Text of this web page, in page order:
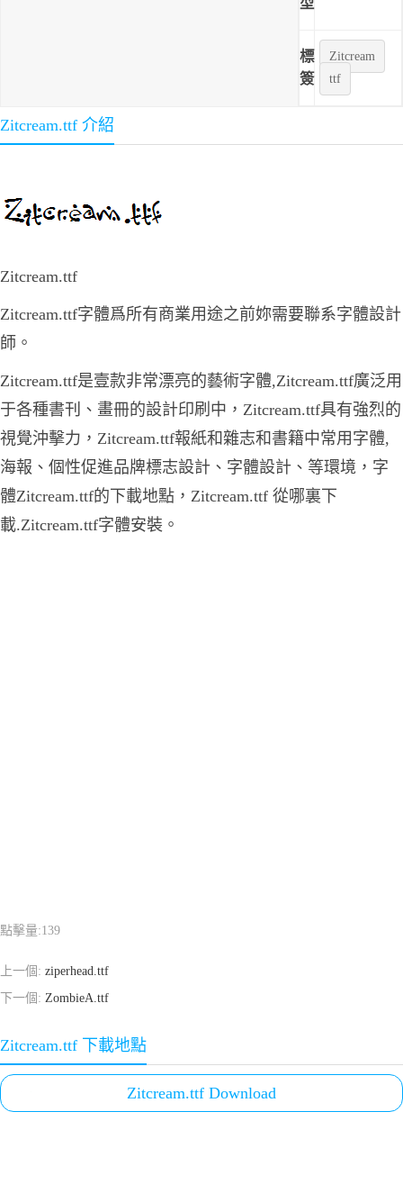
型
標
簽
Zitcream
ttf
Zitcream.ttf 介紹
Zitcream.ttf
Zitcream.ttf字體爲所有商業用途之前妳需要聯系字體設計
師。
Zitcream.ttf是壹款非常漂亮的藝術字體,Zitcream.ttf廣泛用
于各種書刊、畫冊的設計印刷中，Zitcream.ttf具有強烈的
視覺沖擊力，Zitcream.ttf報紙和雜志和書籍中常用字體,
海報、個性促進品牌標志設計、字體設計、等環境，字
體Zitcream.ttf的下載地點，Zitcream.ttf 從哪裏下
載.Zitcream.ttf字體安裝。
點擊量:139
上一個: ziperhead.ttf
下一個: ZombieA.ttf
Zitcream.ttf 下載地點
Zitcream.ttf Download